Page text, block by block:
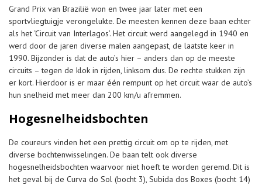
Grand Prix van Brazilië won en twee jaar later met een
sportvliegtuigje verongelukte. De meesten kennen deze baan echter
als het ‘Circuit van Interlagos’. Het circuit werd aangelegd in 1940 en
werd door de jaren diverse malen aangepast, de laatste keer in
1990. Bijzonder is dat de auto’s hier – anders dan op de meeste
circuits – tegen de klok in rijden, linksom dus. De rechte stukken zijn
er kort. Hierdoor is er maar één rempunt op het circuit waar de auto’s
hun snelheid met meer dan 200 km/u afremmen.
Hogesnelheidsbochten
De coureurs vinden het een prettig circuit om op te rijden, met
diverse bochtenwisselingen. De baan telt ook diverse
hogesnelheidsbochten waarvoor niet hoeft te worden geremd. Dit is
het geval bij de Curva do Sol (bocht 3), Subida dos Boxes (bocht 14)